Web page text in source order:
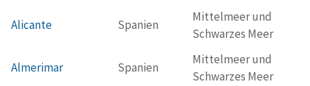
Alicante Spanien
Mittelmeer und
Schwarzes Meer
Almerimar Spanien
Mittelmeer und
Schwarzes Meer